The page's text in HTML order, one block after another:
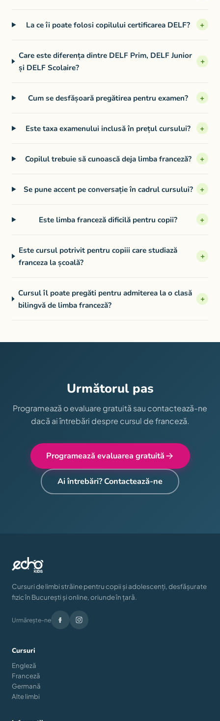
La ce îi poate folosi copilului certificarea DELF? +
Care este diferența dintre DELF Prim, DELF Junior
și DELF Scolaire?
+
Cum se desfășoară pregătirea pentru examen? +
Este taxa examenului inclusă în prețul cursului? +
Copilul trebuie să cunoască deja limba franceză? +
Se pune accent pe conversație în cadrul cursului? +
Este limba franceză dificilă pentru copii? +
Este cursul potrivit pentru copiii care studiază
franceza la școală?
+
Cursul îl poate pregăti pentru admiterea la o clasă
bilingvă de limba franceză?
+
Următorul pas
Programează o evaluare gratuită sau contactează-ne
dacă ai întrebări despre cursul de franceză.
Programează evaluarea gratuită
Ai întrebări? Contactează-ne
Cursuri de limbi străine pentru copii și adolescenți, desfășurate
fizic în București și online, oriunde în țară.
Urmărește-ne
Cursuri
Engleză
Franceză
Germană
Alte limbi